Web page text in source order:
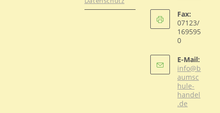
in
your
application
Fax:
07123/
169595
0
E-Mail:
info@b
aumsc
hule-
handel
.de